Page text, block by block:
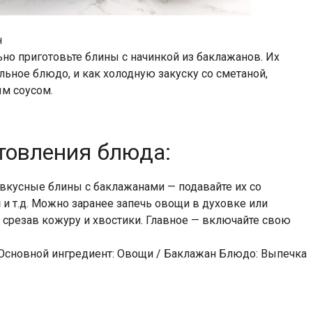
приготовьте блины с начинкой из баклажанов. Их
блюдо, и как холодную закуску со сметаной,
соусом.
блюда:
блины с баклажанами — подавайте их со
т.д. Можно заранее запечь овощи в духовке или
кожуру и хвостики. Главное — включайте свою
ингредиент: Овощи / Баклажан Блюдо: Выпечка